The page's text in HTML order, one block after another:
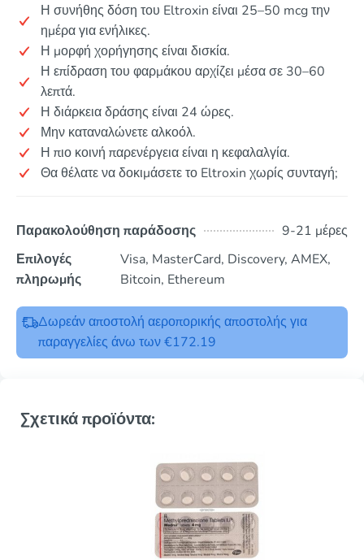
Η συνήθης δόση του Eltroxin είναι 25–50 mcg την
ημέρα για ενήλικες.
Η μορφή χορήγησης είναι δισκία.
Η επίδραση του φαρμάκου αρχίζει μέσα σε 30–60
λεπτά.
Η διάρκεια δράσης είναι 24 ώρες.
Μην καταναλώνετε αλκοόλ.
Η πιο κοινή παρενέργεια είναι η κεφαλαλγία.
Θα θέλατε να δοκιμάσετε το Eltroxin χωρίς συνταγή;
Παρακολούθηση παράδοσης
9-21 μέρες
Επιλογές
πληρωμής
Visa, MasterCard, Discovery, AMEX,
Bitcoin, Ethereum
Δωρεάν αποστολή αεροπορικής αποστολής για
παραγγελίες άνω των €172.19
Σχετικά προϊόντα: